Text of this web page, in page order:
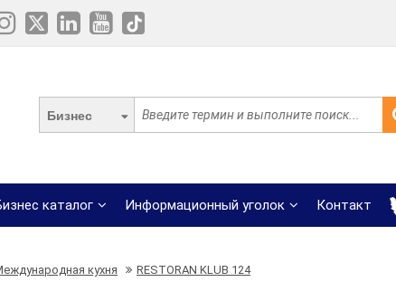
Бизнес
каталог Информационный уголок Контакт
кухня RESTORAN KLUB 124